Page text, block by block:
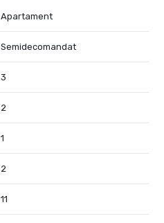
dining și bucătărie open-space,
și utilată, cu finisaje
aer condiționat, bucătărie
imediată.
jacuzzi, saună, spa și o
pentru locuirea urbană în zona
pe jos, iar Promenada Mall
cafenele,
Apartament
Semidecomandat
3
2
1
2
11